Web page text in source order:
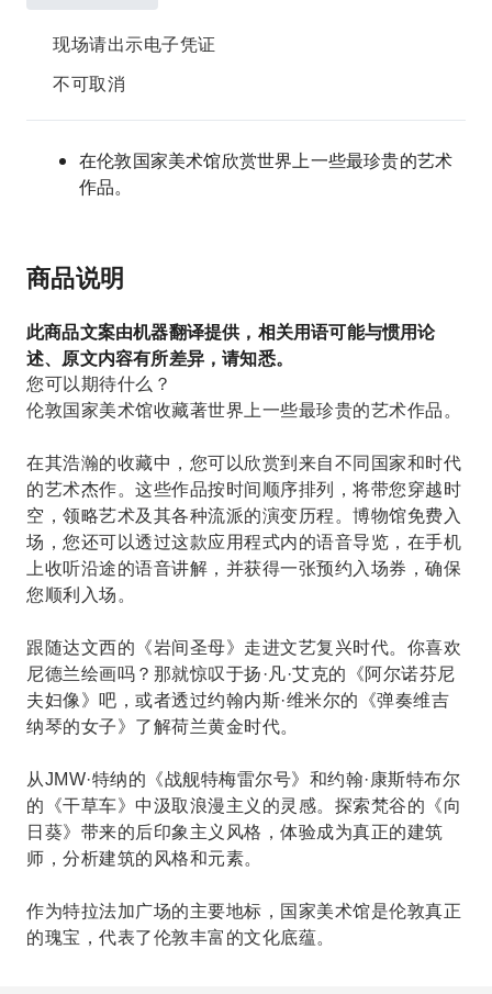
现场请出示电子凭证
不可取消
在伦敦国家美术馆欣赏世界上一些最珍贵的艺术
作品。
商品说明
此商品文案由机器翻译提供，相关用语可能与惯用论
述、原文内容有所差异，请知悉。
您可以期待什么？
伦敦国家美术馆收藏著世界上一些最珍贵的艺术作品。
在其浩瀚的收藏中，您可以欣赏到来自不同国家和时代
的艺术杰作。这些作品按时间顺序排列，将带您穿越时
空，领略艺术及其各种流派的演变历程。博物馆免费入
场，您还可以透过这款应用程式内的语音导览，在手机
上收听沿途的语音讲解，并获得一张预约入场券，确保
您顺利入场。
跟随达文西的《岩间圣母》走进文艺复兴时代。你喜欢
尼德兰绘画吗？那就惊叹于扬·凡·艾克的《阿尔诺芬尼
夫妇像》吧，或者透过约翰内斯·维米尔的《弹奏维吉
纳琴的女子》了解荷兰黄金时代。
从JMW·特纳的《战舰特梅雷尔号》和约翰·康斯特布尔
的《干草车》中汲取浪漫主义的灵感。探索梵谷的《向
日葵》带来的后印象主义风格，体验成为真正的建筑
师，分析建筑的风格和元素。
作为特拉法加广场的主要地标，国家美术馆是伦敦真正
的瑰宝，代表了伦敦丰富的文化底蕴。